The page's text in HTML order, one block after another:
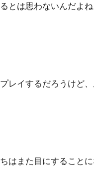
とは思わないんだよね
レイするだろうけど
はまた目にすること